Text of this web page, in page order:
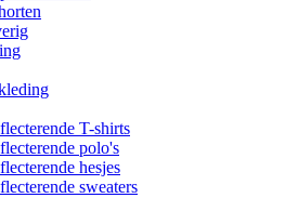
T-shirts
polo's
hesjes
sweaters